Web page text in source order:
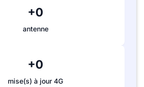
+0
antenne
+0
mise(s) à jour 4G